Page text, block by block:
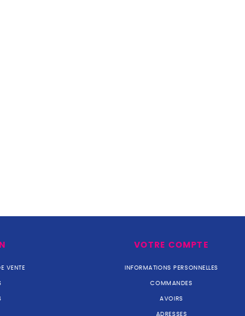
VENTE
VOTRE COMPTE
INFORMATIONS PERSONNELLES
COMMANDES
AVOIRS
ADRESSES